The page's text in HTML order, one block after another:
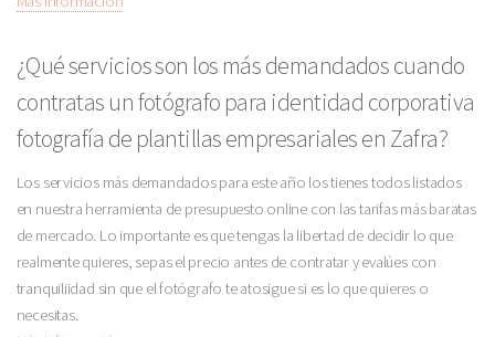
¿Qué servicios son los más demandados cuando
contratas un fotógrafo para identidad corporativa
fotografía de plantillas empresariales en Zafra?
Los servicios más demandados para este año los tienes todos listados
en nuestra herramienta de presupuesto online con las tarifas más baratas
de mercado. Lo importante es que tengas la libertad de decidir lo que
realmente quieres, sepas el precio antes de contratar y evalúes con
tranquiliidad sin que el fotógrafo te atosigue si es lo que quieres o
necesitas.